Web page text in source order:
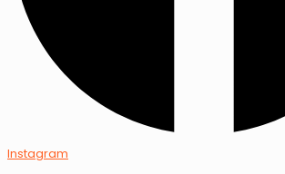
Instagram